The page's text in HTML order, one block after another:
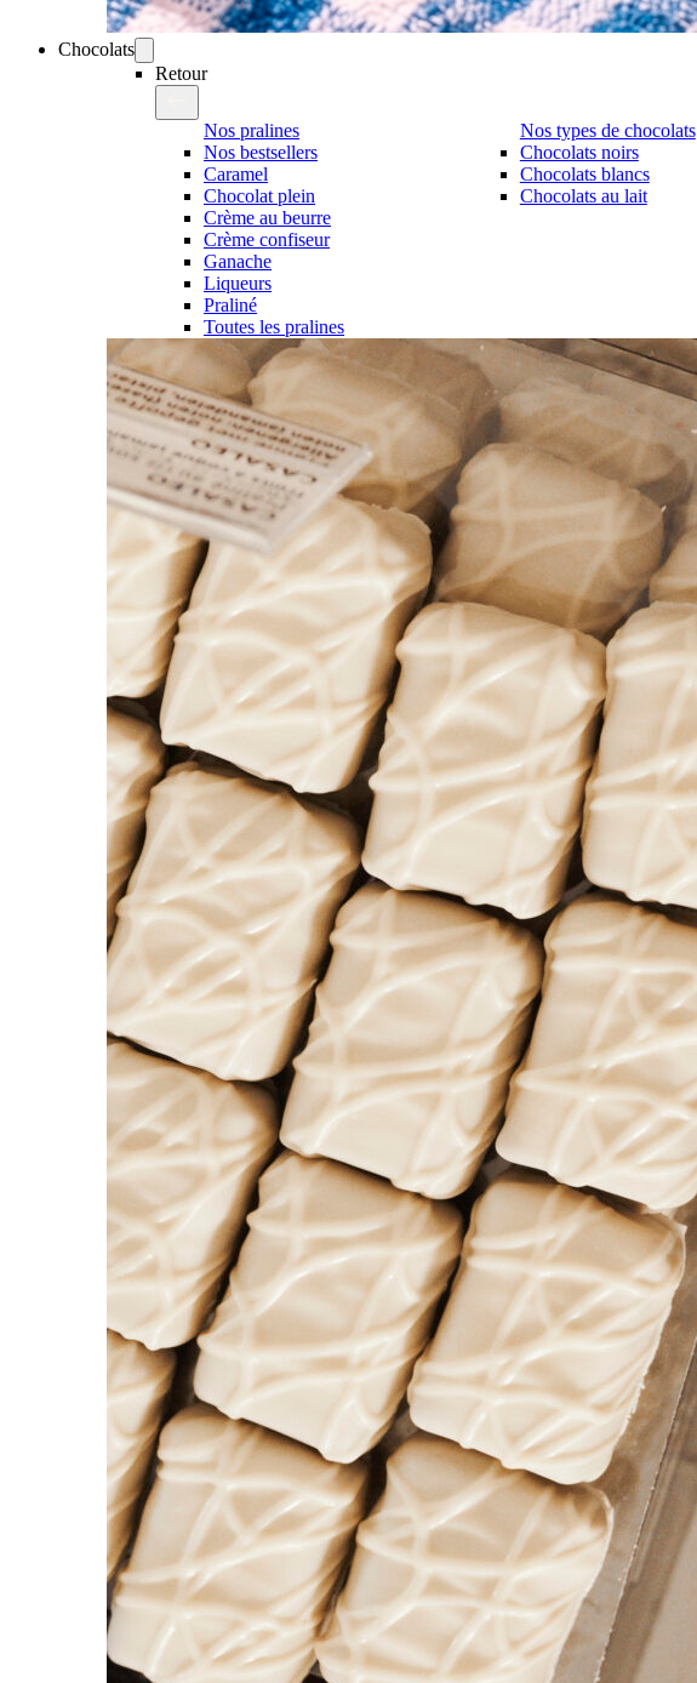
Chocolats
Retour
Nos pralines
Nos bestsellers
Caramel
Chocolat plein
Crème au beurre
Crème confiseur
Ganache
Liqueurs
Praliné
Toutes les pralines
Nos types de chocolats
Chocolats noirs
Chocolats blancs
Chocolats au lait